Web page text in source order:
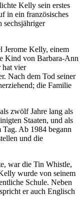
Kelly sein erstes
in ein französisches
sechsjähriger
Jerome Kelly, einem
Kind von Barbara-Ann
hat vier
Nach dem Tod seiner
die Familie
zwölf Jahre lang als
Staaten, und als
Tag. Ab 1984 begann
und die
war die Tin Whistle,
wurde von seinem
Schule. Neben
er auch Englisch